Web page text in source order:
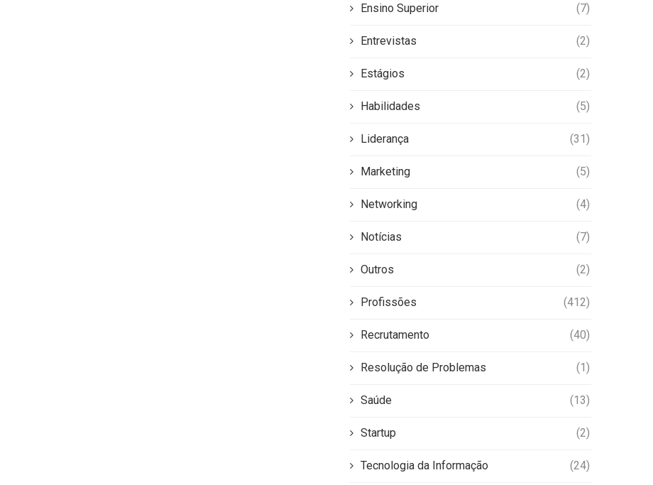
Ensino Superior (7)
Entrevistas (2)
Estágios (2)
Habilidades (5)
Liderança (31)
Marketing (5)
Networking (4)
Notícias (7)
Outros (2)
Profissões (412)
Recrutamento (40)
Resolução de Problemas (1)
Saúde (13)
Startup (2)
Tecnologia da Informação (24)